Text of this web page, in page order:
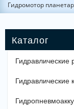
Гидромотор
Гидравлические
Гидравлические